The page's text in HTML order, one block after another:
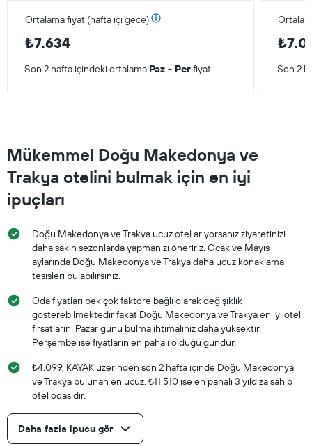
Ortalama fiyat (hafta içi gece)
₺7.634
Son 2 hafta içindeki ortalama Paz - Perfiyatı Son 2
Mükemmel Doğu Makedonya ve
Trakya otelini bulmak için en iyi
ipuçları
Doğu Makedonya ve Trakya ucuz otel arıyorsanız ziyaretinizi
daha sakin sezonlarda yapmanızı öneririz. Ocak ve Mayıs
aylarında Doğu Makedonya ve Trakya daha ucuz konaklama
tesisleri bulabilirsiniz.
Oda fiyatları pek çok faktöre bağlı olarak değişiklik
gösterebilmektedir fakat Doğu Makedonya ve Trakya en iyi otel
fırsatlarını Pazar günü bulma ihtimaliniz daha yüksektir.
Perşembe ise fiyatların en pahalı olduğu gündür.
₺4.099, KAYAK üzerinden son 2 hafta içinde Doğu Makedonya
ve Trakya bulunan en ucuz, ₺11.510 ise en pahalı 3 yıldıza sahip
otel odasıdır.
Daha fazla ipucu gör